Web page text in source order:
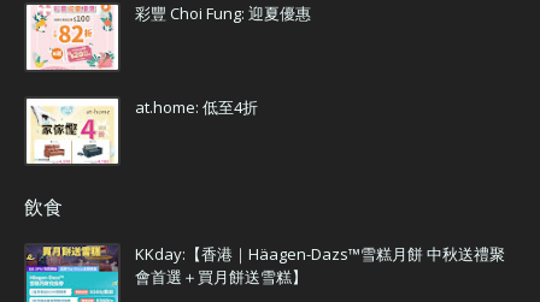
彩豐 Choi Fung: 迎夏優惠
at.home: 低至4折
飲食
KKday:【香港｜Häagen-Dazs™雪糕月餅 中秋送禮聚
會首選＋買月餅送雪糕】